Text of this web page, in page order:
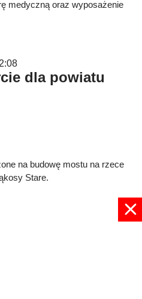
medyczną oraz wyposażenie
dla powiatu
na budowę mostu na rzece
Stare.